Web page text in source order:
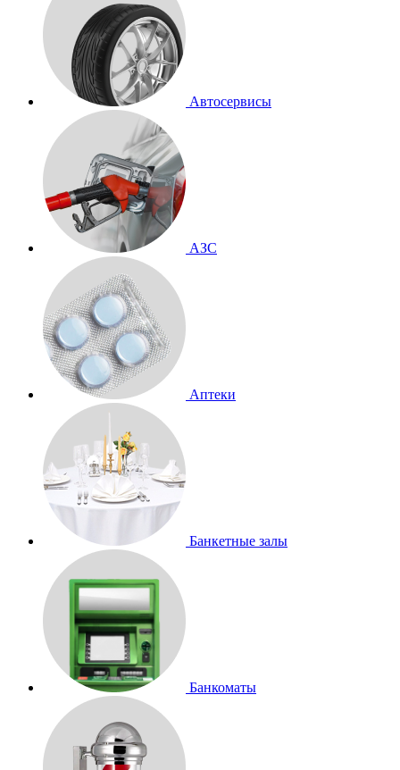
Автосервисы
АЗС
Аптеки
Банкетные залы
Банкоматы